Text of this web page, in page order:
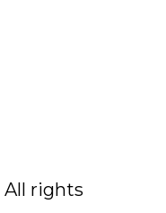
All rights